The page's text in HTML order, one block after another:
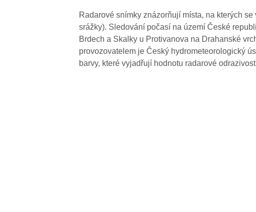
Radarové snímky znázorňují místa, na kterých
srážky). Sledování počasí na území České
Brdech a Skalky u Protivanova na Drahanské
provozovatelem je Český hydrometeorologický
barvy, které vyjadřují hodnotu radarové